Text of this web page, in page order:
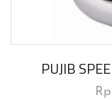
PUJIB
Rp